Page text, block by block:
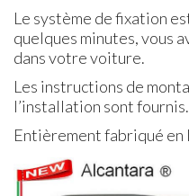
Le système de fixation
quelques minutes, vous
dans votre voiture.
Les instructions de
l’installation sont fournis.
Entièrement fabriqué en